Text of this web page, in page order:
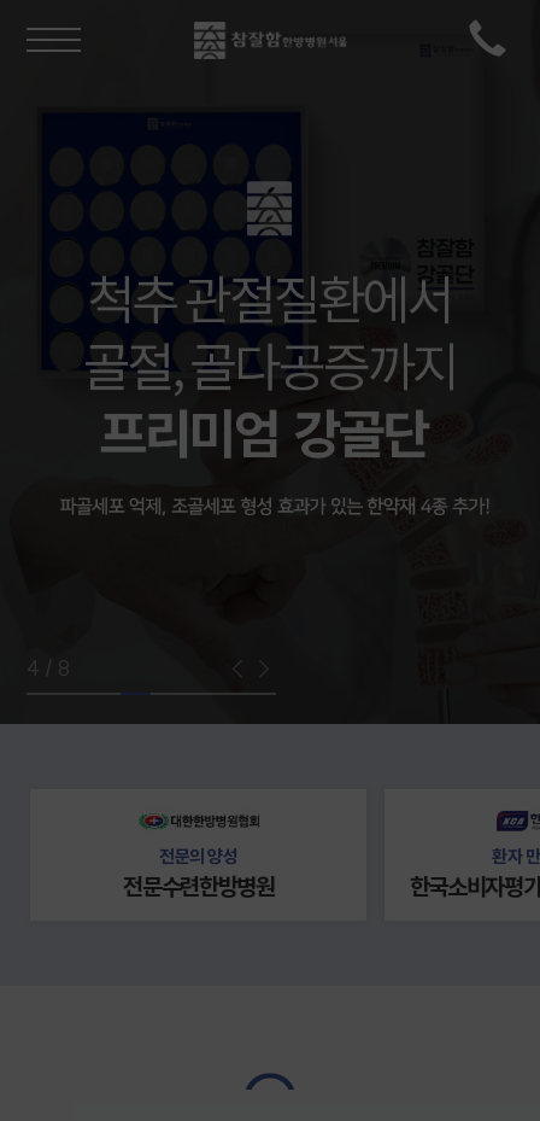
5 / 8
전문의 양성
전문수련한방병원
환자
한국소비자평